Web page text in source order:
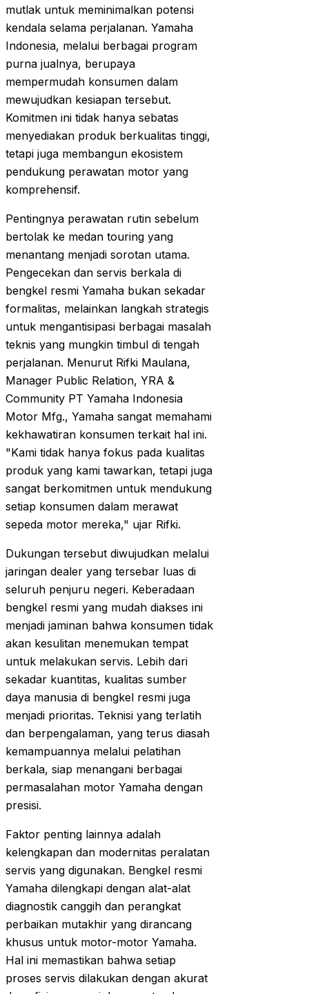
mutlak untuk meminimalkan potensi
kendala selama perjalanan. Yamaha
Indonesia, melalui berbagai program
purna jualnya, berupaya
mempermudah konsumen dalam
mewujudkan kesiapan tersebut.
Komitmen ini tidak hanya sebatas
menyediakan produk berkualitas tinggi,
tetapi juga membangun ekosistem
pendukung perawatan motor yang
komprehensif.
Pentingnya perawatan rutin sebelum
bertolak ke medan touring yang
menantang menjadi sorotan utama.
Pengecekan dan servis berkala di
bengkel resmi Yamaha bukan sekadar
formalitas, melainkan langkah strategis
untuk mengantisipasi berbagai masalah
teknis yang mungkin timbul di tengah
perjalanan. Menurut Rifki Maulana,
Manager Public Relation, YRA &
Community PT Yamaha Indonesia
Motor Mfg., Yamaha sangat memahami
kekhawatiran konsumen terkait hal ini.
"Kami tidak hanya fokus pada kualitas
produk yang kami tawarkan, tetapi juga
sangat berkomitmen untuk mendukung
setiap konsumen dalam merawat
sepeda motor mereka," ujar Rifki.
Dukungan tersebut diwujudkan melalui
jaringan dealer yang tersebar luas di
seluruh penjuru negeri. Keberadaan
bengkel resmi yang mudah diakses ini
menjadi jaminan bahwa konsumen tidak
akan kesulitan menemukan tempat
untuk melakukan servis. Lebih dari
sekadar kuantitas, kualitas sumber
daya manusia di bengkel resmi juga
menjadi prioritas. Teknisi yang terlatih
dan berpengalaman, yang terus diasah
kemampuannya melalui pelatihan
berkala, siap menangani berbagai
permasalahan motor Yamaha dengan
presisi.
Faktor penting lainnya adalah
kelengkapan dan modernitas peralatan
servis yang digunakan. Bengkel resmi
Yamaha dilengkapi dengan alat-alat
diagnostik canggih dan perangkat
perbaikan mutakhir yang dirancang
khusus untuk motor-motor Yamaha.
Hal ini memastikan bahwa setiap
proses servis dilakukan dengan akurat